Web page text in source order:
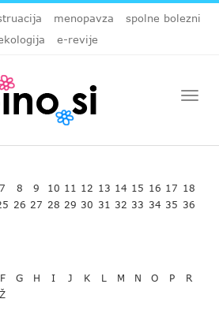
menopavza
spolne bolezni
e-revije
7 8 9 10 11 12 13 14 15 16 17 18
26 27 28 29 30 31 32 33 34 35 36
F G H I J K L M N O P
R
Ž